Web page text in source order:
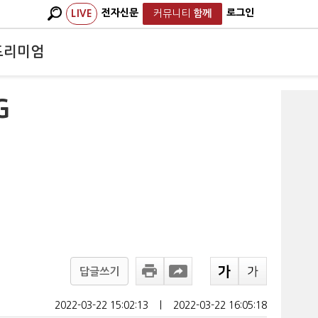
LIVE 전자신문 커뮤니티 함께 로그인
리미엄
답글쓰기
2022-03-22 15:02:13 2022-03-22 16:05:18